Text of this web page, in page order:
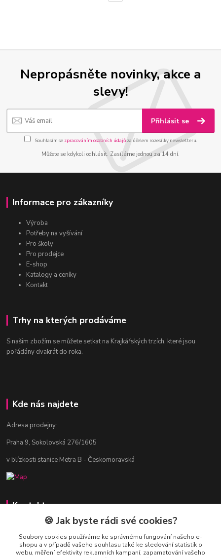
Nepropásněte novinky, akce a
slevy!
Přihlásit se
Souhlasím se zpracováním osobních údajůza účelem rozesílky newsletteru.
Můžete se kdykoli odhlásit. Zasíláme jednou za 14 dní.
Informace pro zákazníky
Výroba
Potřeby na vyšívání
Pro školy
Pro prodejce
E-shop
Katalogy a ceníky
Kontakt
Trhy na kterých prodáváme
S našim zbožím se můžete setkat na Krajkářských trzích, které jsou
pořádány dvakrát do roka.
Kde nás najdete
Adresa prodejny:
Praha 9, Sokolovská 276/1605
v blízkosti stanice Metra B - Českomoravská
Kontakty
Jitka Vlasáková
281 916 793
Po-Čt 8-16:30, Pá 8-14:30
🍪 Jak byste rádi své cookies?
Soubory cookies používáme ke správnému fungování našeho e-
shopu a v případě vašeho souhlasu také ke sledování statistik o
webu, měření efektivity reklamních kampaní, zapamatování vašeho